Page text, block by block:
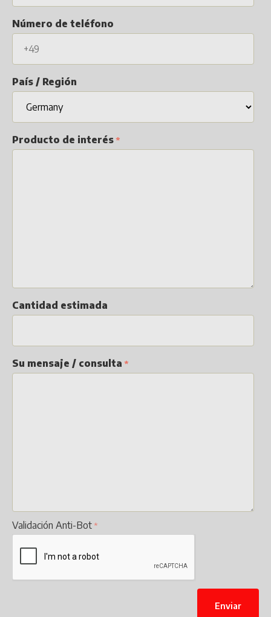
Número de teléfono
País / Región
Producto de interés
Cantidad estimada
Su mensaje / consulta
Validación Anti-Bot
Enviar